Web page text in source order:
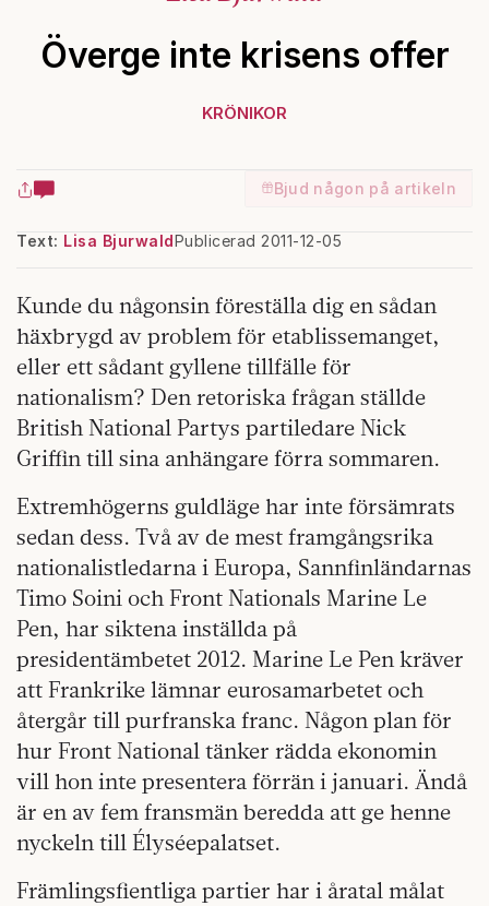
Överge inte krisens offer
KRÖNIKOR
Bjud någon på artikeln
Text: Lisa BjurwaldPublicerad 2011-12-05
Kunde du någonsin föreställa dig en sådan
häxbrygd av problem för etablissemanget,
eller ett sådant gyllene tillfälle för
nationalism? Den retoriska frågan ställde
British National Partys partiledare Nick
Griffin till sina anhängare förra sommaren.
Extremhögerns guldläge har inte försämrats
sedan dess. Två av de mest framgångsrika
nationalistledarna i Europa, Sannfinländarnas
Timo Soini och Front Nationals Marine Le
Pen, har siktena inställda på
presidentämbetet 2012. Marine Le Pen kräver
att Frankrike lämnar eurosamarbetet och
återgår till purfranska franc. Någon plan för
hur Front National tänker rädda ekonomin
vill hon inte presentera förrän i januari. Ändå
är en av fem fransmän beredda att ge henne
nyckeln till Élyséepalatset.
Främlingsfientliga partier har i åratal målat